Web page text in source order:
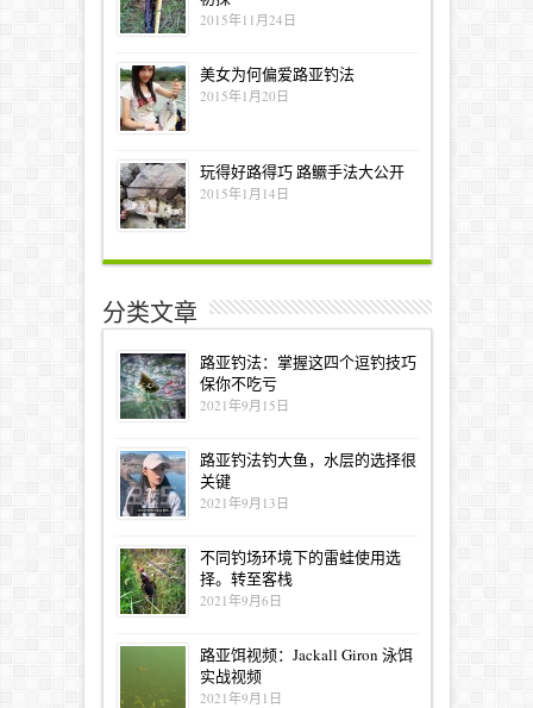
2015年11月24日
美女为何偏爱路亚钓法
2015年1月20日
玩得好路得巧 路鳜手法大公开
2015年1月14日
分类文章
路亚钓法：掌握这四个逗钓技巧
保你不吃亏
2021年9月15日
路亚钓法钓大鱼，水层的选择很
关键
2021年9月13日
不同钓场环境下的雷蛙使用选
择。转至客栈
2021年9月6日
路亚饵视频：Jackall Giron 泳饵
实战视频
2021年9月1日